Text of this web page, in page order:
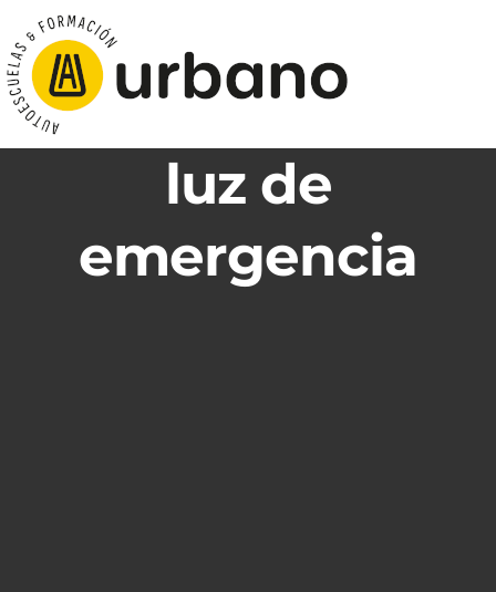
luz de
emergencia